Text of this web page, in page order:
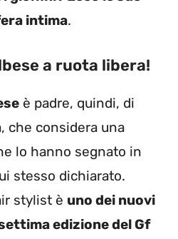
intima.
a ruota libera!
è padre, quindi, di
che considera una
lo hanno segnato in
stesso dichiarato.
stylist è uno dei nuovi
edizione del Gf